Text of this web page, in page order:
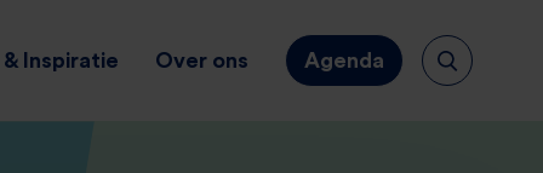
Inspiratie Over ons Agenda